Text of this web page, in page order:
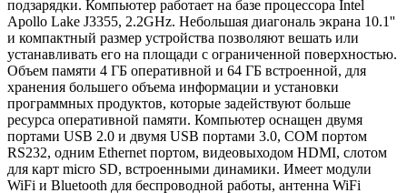
подзарядки. Компьютер работает на базе процессора Intel
Apollo Lake J3355, 2.2GHz. Небольшая диагональ экрана 10.1''
и компактный размер устройства позволяют вешать или
устанавливать его на площади с ограниченной поверхностью.
Объем памяти 4 ГБ оперативной и 64 ГБ встроенной, для
хранения большего объема информации и установки
программных продуктов, которые задействуют больше
ресурса оперативной памяти. Компьютер оснащен двумя
портами USB 2.0 и двумя USB портами 3.0, COM портом
RS232, одним Ethernet портом, видеовыходом HDMI, слотом
для карт micro SD, встроенными динамики. Имеет модули
WiFi и Bluetooth для беспроводной работы, антенна WiFi